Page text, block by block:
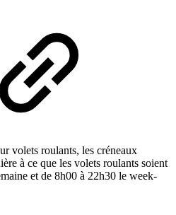
volets roulants, les créneaux
à ce que les volets roulants soient
et de 8h00 à 22h30 le week-